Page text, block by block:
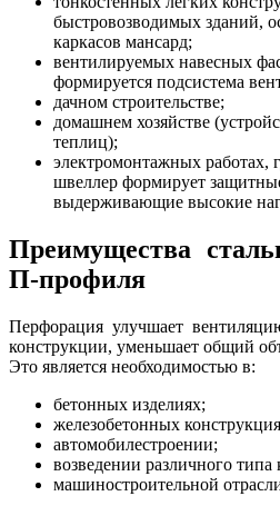
быстровозводимых зданий,
каркасов мансард;
вентилируемых навесных
формируется подсистема
дачном строительстве;
домашнем хозяйстве
теплиц);
электромонтажных работах,
швеллер формирует
выдерживающие высокие
Преимущества
П-профиля
Перфорация улучшает
конструкции, уменьшает общий
Это является необходимостью в:
бетонных изделиях;
железобетонных
автомобилестроении;
возведении различного типа
машиностроительной